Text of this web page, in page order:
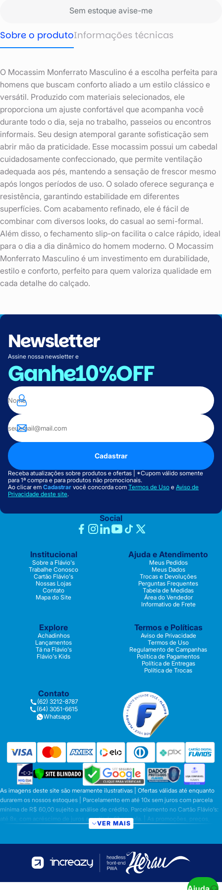
Sem estoque avise-me
Sobre o produtoInformações técnicas
O Mocassim Monferrato Masculino é a escolha perfeita para
homens que buscam conforto aliado a um estilo clássico e
versátil. Produzido com materiais selecionados, ele
proporciona um ajuste confortável que acompanha você
durante todo o dia, seja no trabalho, passeios ou encontros
informais. Seu design atemporal garante sofisticação sem
abrir mão da praticidade. Esse mocassim possui um cabedal
cuidadosamente confeccionado, que permite ventilação
adequada aos pés, mantendo a sensação de frescor mesmo
após longos períodos de uso. O solado oferece segurança e
resistência, garantindo estabilidade em diferentes
superfícies. Com acabamento refinado, ele é fácil de
combinar com diversos looks, do casual ao semi-formal.
Além disso, o fechamento slip-on facilita o calce rápido, ideal
para o dia a dia dinâmico do homem moderno. O Mocassim
Monferrato Masculino é um investimento em durabilidade,
estilo e conforto, perfeito para quem valoriza qualidade em
cada detalhe do calçado.
Newsletter
Assine nossa newsletter e
Ganhe10%OFF
Cadastrar
Receba atualizações sobre produtos e ofertas | *Cupom válido somente
para 1ª compra e para produtos não promocionais.
Ao clicar em Cadastrar você concorda com Termos de Uso e Aviso de
Privacidade deste site.
Social
Institucional
Sobre a Flávio's
Trabalhe Conosco
Cartão Flávio's
Nossas Lojas
Contato
Mapa do Site
Ajuda e Atendimento
Meus Pedidos
Meus Dados
Trocas e Devoluções
Perguntas Frequentes
Tabela de Medidas
Área do Vendedor
Informativo de Frete
Explore
Achadinhos
Lançamentos
Tá na Flávio's
Flávio's Kids
Termos e Políticas
Aviso de Privacidade
Termos de Uso
Regulamento de Campanhas
Política de Pagamentos
Política de Entregas
Política de Trocas
Contato
(62) 3212-8787
(64) 3051-6615
Whatsapp
As imagens deste site são meramente ilustrativas | Ofertas válidas até enquanto
durarem os nossos estoques | Parcelamento em até 10x sem juros com parcela
mínima de R$ 60,00 sujeito a análise de crédito. Parcelamento no Cartão Flávio’s:
até 8x, com acréscimo de juros a partir da 6ª parcela. | As promoções, preços,
parcelamentos e condições de pagamento são válidas apenas para compras
preços válidos para os produtos serão aqueles exibidos no ato da conclusão da
operação, conforme exibição, e desde que haja disponibilidade dos produtos |
Frete Grátis para compras em Goiás, DF com pedido mínimo de R$ 349,90,
demais Regiões do Brasil valor mínimo de R$ R$ 349,90. Promoção de Frete
VER MAIS